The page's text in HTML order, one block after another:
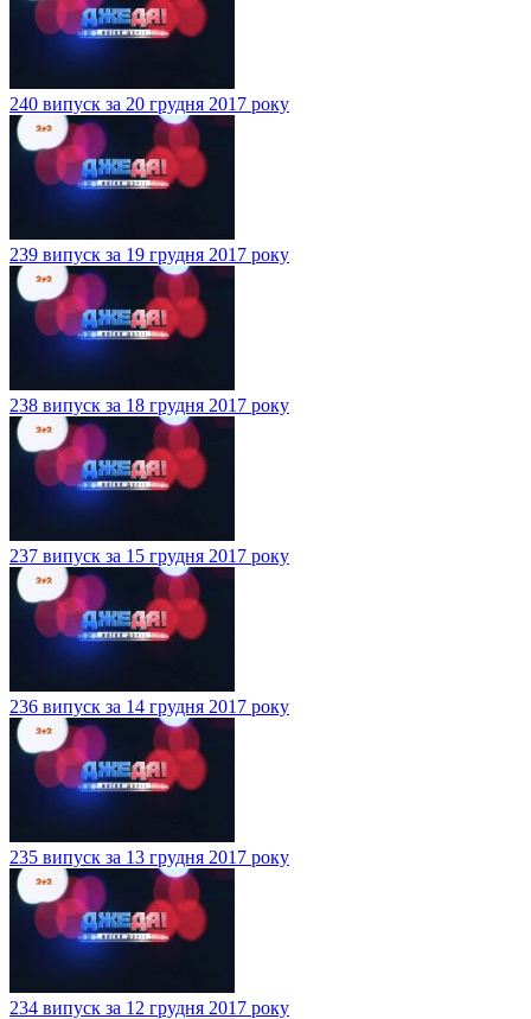
240 випуск за 20 грудня 2017 року
239 випуск за 19 грудня 2017 року
238 випуск за 18 грудня 2017 року
237 випуск за 15 грудня 2017 року
236 випуск за 14 грудня 2017 року
235 випуск за 13 грудня 2017 року
234 випуск за 12 грудня 2017 року